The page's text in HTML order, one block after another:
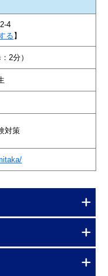
4
る】
2分）
対策